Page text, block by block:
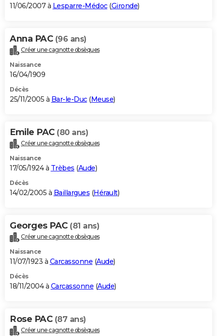
11/06/2007 à Lesparre-Médoc(Gironde)
Anna PAC (96 ans)
Créer une cagnotte obsèques
Naissance
16/04/1909
Décès
25/11/2005 à Bar-le-Duc(Meuse)
Emile PAC (80 ans)
Créer une cagnotte obsèques
Naissance
17/05/1924 à Trèbes (Aude)
Décès
14/02/2005 à Baillargues (Hérault)
Georges PAC (81 ans)
Créer une cagnotte obsèques
Naissance
11/07/1923 à Carcassonne (Aude)
Décès
18/11/2004 à Carcassonne (Aude)
Rose PAC (87 ans)
Créer une cagnotte obsèques